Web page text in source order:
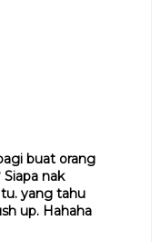
buat orang
nak
yang tahu
up. Hahaha